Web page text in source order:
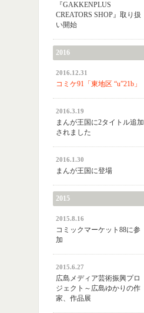
『GAKKENPLUS
CREATORS SHOP』取り扱
い開始
2016
2016.12.31
コミケ91「東地区 “u”21b」
2016.3.19
まんが王国に2タイトル追加
されました
2016.1.30
まんが王国に登場
2015
2015.8.16
コミックマーケット88に参
加
2015.6.27
広島メディア芸術振興プロ
ジェクト～広島ゆかりの作
家、作品展